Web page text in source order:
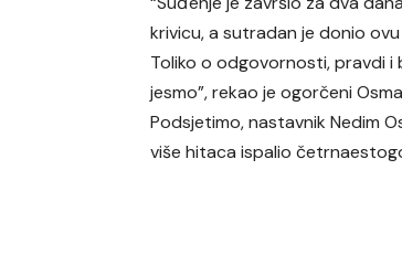
krivicu, a sutradan je donio
Toliko o odgovornosti, pravdi i
jesmo”, rekao je ogorčeni
Podsjetimo, nastavnik Nedim
više hitaca ispalio